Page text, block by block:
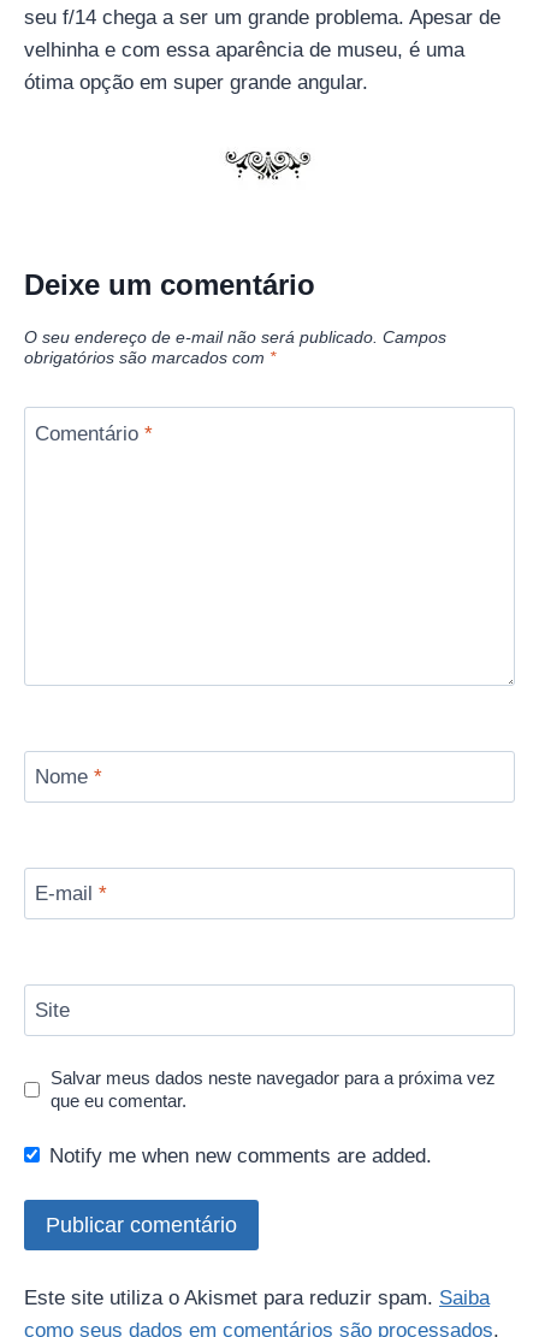
seu f/14 chega a ser um grande problema. Apesar de
velhinha e com essa aparência de museu, é uma
ótima opção em super grande angular.
Deixe um comentário
O seu endereço de e-mail não será publicado. Campos
obrigatórios são marcados com *
Comentário *
Nome *
E-mail *
Site
Salvar meus dados neste navegador para a próxima vez
que eu comentar.
Notify me when new comments are added.
Este site utiliza o Akismet para reduzir spam. Saiba
como seus dados em comentários são processados.